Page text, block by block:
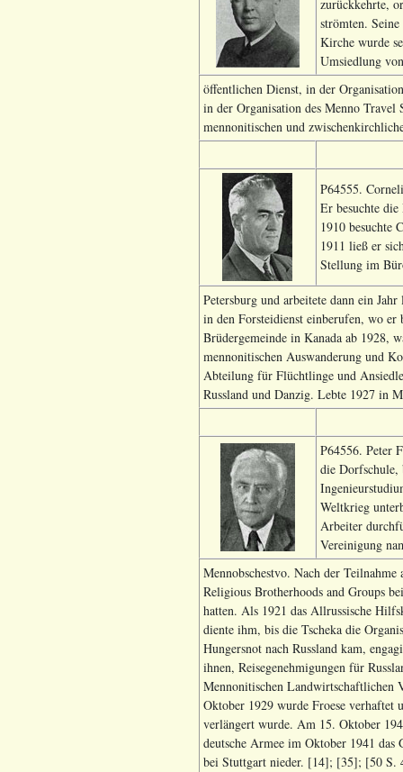
zurückkehrte,
strömten.
Kirche wurde
Umsiedlung
öffentlichen Dienst, in der
in der Organisation des Menno Travel
mennonitischen und
P64555.
Er besuchte
1910 besuchte
1911 ließ er
Stellung im
Petersburg und arbeitete dann ein
in den Forsteidienst einberufen, wo
Brüdergemeinde in Kanada ab 1928,
mennonitischen Auswanderung und
Abteilung für Flüchtlinge und
Russland und Danzig. Lebte 1927 in
P64556. Peter
die Dorfschule,
Weltkrieg
Arbeiter
Vereinigung
Mennobschestvo. Nach der
Religious Brotherhoods and Groups
hatten. Als 1921 das Allrussische
diente ihm, bis die Tscheka die
Hungersnot nach Russland kam,
ihnen, Reisegenehmigungen für
Mennonitischen Landwirtschaftlichen
Oktober 1929 wurde Froese verhaftet
verlängert wurde. Am 15. Oktober
deutsche Armee im Oktober 1941
bei Stuttgart nieder. [14]; [35]; [50 S.